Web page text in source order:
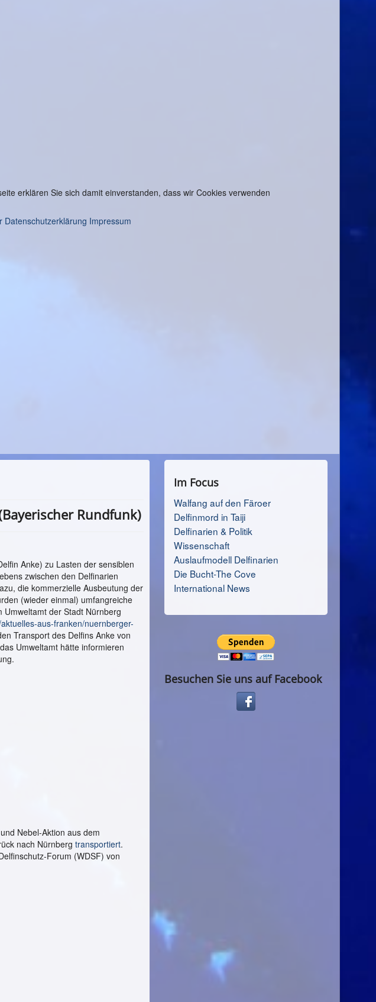
Rundfunk)
Anke) zu Lasten der sensiblen
zwischen den Delfinarien
die kommerzielle Ausbeutung der
(wieder einmal) umfangreiche
der Stadt Nürnberg
aus-franken/nuernberger-
Transport des Delfins Anke von
Umweltamt hätte informieren
Nebel-Aktion aus dem
nach Nürnberg transportiert.
Forum (WDSF) von
Im Focus
Walfang auf den Färoer
Delfinmord in Taiji
Delfinarien & Politik
Wissenschaft
Auslaufmodell Delfinarien
Die Bucht-The Cove
International News
Besuchen Sie uns auf Facebook
erklären Sie sich damit einverstanden, dass wir Cookies verwenden
Datenschutzerklärung Impressum